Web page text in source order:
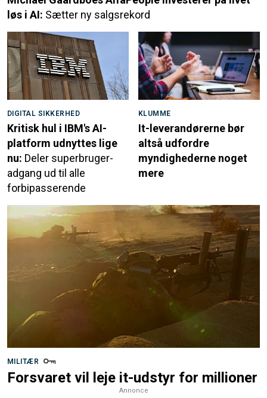
løs i AI: Sætter ny salgsrekord
DIGITAL SIKKERHED
Kritisk hul i IBM's AI-
platform udnyttes lige
nu: Deler superbruger-
adgang ud til alle
forbipasserende
KLUMME
It-leverandørerne bør
altså udfordre
myndighederne noget
mere
MILITÆR
Forsvaret vil leje it-udstyr for millioner
Annonce